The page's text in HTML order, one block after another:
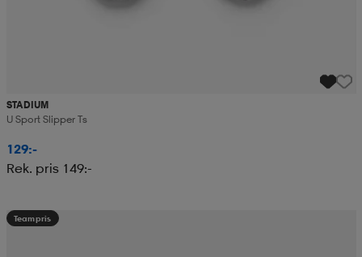
STADIUM
U Sport Slipper Ts
129:-
Rek. pris 149:-
Teampris